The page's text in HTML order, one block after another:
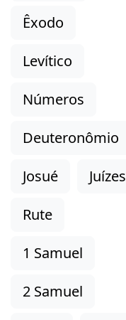
Êxodo
Levítico
Números
Deuteronômio
Josué
Juízes
Rute
1 Samuel
2 Samuel